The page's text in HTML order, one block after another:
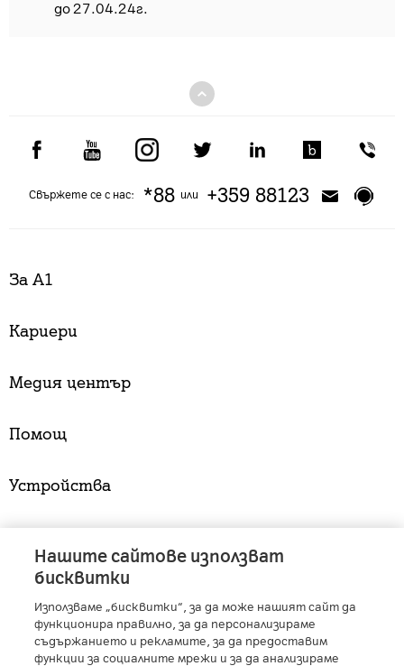
до 27.04.24г.
Свържете се с нас: *88или +359 88123
За А1
Кариери
Медия център
Помощ
Устройства
A1 Austria - A1 Croatia - A1 Serbia - A1 Belarus
A1 Bulgaria
- A1 Macedonia - A1 Slovenia
A1 Digital
- Member of A1 Group
Нашите сайтове използват
бисквитки
Използваме „бисквитки“, за да може нашият сайт да
функционира правилно, за да персонализираме
съдържанието и рекламите, за да предоставим
функции за социалните мрежи и за да анализираме